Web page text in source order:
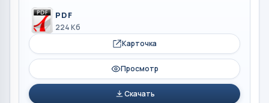
PDF
224 Кб
Карточка
Просмотр
Скачать